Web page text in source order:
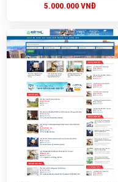
5.000.000VNĐ